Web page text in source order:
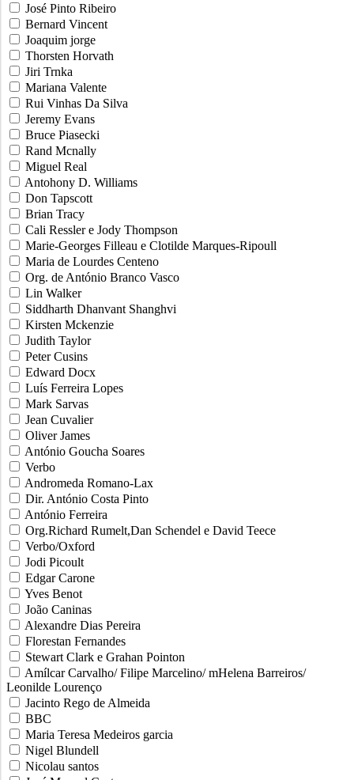
José Pinto Ribeiro
Bernard Vincent
Joaquim jorge
Thorsten Horvath
Jiri Trnka
Mariana Valente
Rui Vinhas Da Silva
Jeremy Evans
Bruce Piasecki
Rand Mcnally
Miguel Real
Antohony D. Williams
Don Tapscott
Brian Tracy
Cali Ressler e Jody Thompson
Marie-Georges Filleau e Clotilde Marques-Ripoull
Maria de Lourdes Centeno
Org. de António Branco Vasco
Lin Walker
Siddharth Dhanvant Shanghvi
Kirsten Mckenzie
Judith Taylor
Peter Cusins
Edward Docx
Luís Ferreira Lopes
Mark Sarvas
Jean Cuvalier
Oliver James
António Goucha Soares
Verbo
Andromeda Romano-Lax
Dir. António Costa Pinto
António Ferreira
Org.Richard Rumelt,Dan Schendel e David Teece
Verbo/Oxford
Jodi Picoult
Edgar Carone
Yves Benot
João Caninas
Alexandre Dias Pereira
Florestan Fernandes
Stewart Clark e Grahan Pointon
Amílcar Carvalho/ Filipe Marcelino/ mHelena Barreiros/
Leonilde Lourenço
Jacinto Rego de Almeida
BBC
Maria Teresa Medeiros garcia
Nigel Blundell
Nicolau santos